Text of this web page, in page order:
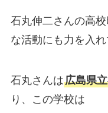
石丸伸二さんの高
な活動にも力を入れ
石丸さんは広島県
り、この学校は